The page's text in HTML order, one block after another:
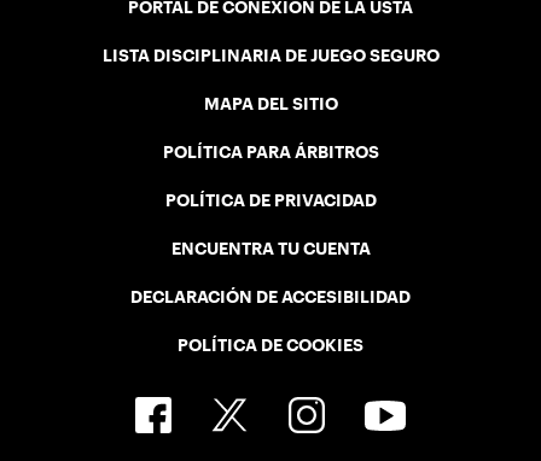
PORTAL DE CONEXIÓN DE LA USTA
LISTA DISCIPLINARIA DE JUEGO SEGURO
MAPA DEL SITIO
POLÍTICA PARA ÁRBITROS
POLÍTICA DE PRIVACIDAD
ENCUENTRA TU CUENTA
DECLARACIÓN DE ACCESIBILIDAD
POLÍTICA DE COOKIES